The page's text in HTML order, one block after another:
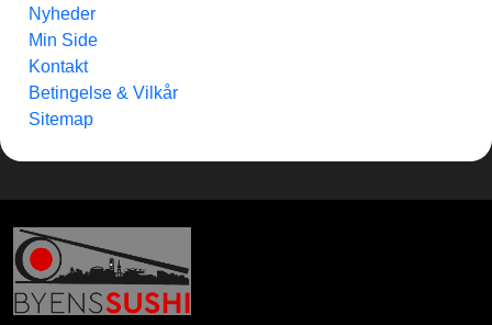
Nyheder
Min Side
Kontakt
Betingelse & Vilkår
Sitemap